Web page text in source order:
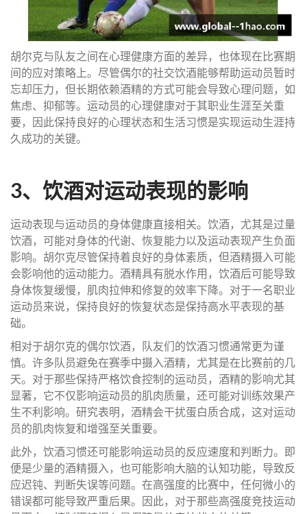
胡尔克与队友之间在心理健康方面的差异，也体现在比赛期
间的应对策略上。尽管偶尔的社交饮酒能够帮助运动员暂时
忘却压力，但长期依赖酒精的方式可能会导致心理问题，如
焦虑、抑郁等。运动员的心理健康对于其职业生涯至关重
要，因此保持良好的心理状态和生活习惯是实现运动生涯持
久成功的关键。
3、饮酒对运动表现的影响
运动表现与运动员的身体健康直接相关。饮酒，尤其是过量
饮酒，可能对身体的代谢、恢复能力以及运动表现产生负面
影响。胡尔克尽管保持着良好的身体素质，但酒精摄入可能
会影响他的运动能力。酒精具有脱水作用，饮酒后可能导致
身体恢复缓慢，肌肉拉伸和修复的效率下降。对于一名职业
运动员来说，保持良好的恢复状态是保持高水平表现的基
础。
相对于胡尔克的偶尔饮酒，队友们的饮酒习惯通常更为谨
慎。许多队员避免在赛季中摄入酒精，尤其是在比赛前的几
天。对于那些保持严格饮食控制的运动员，酒精的影响尤其
显著，它不仅影响运动员的肌肉质量，还可能对训练效果产
生不利影响。研究表明，酒精会干扰蛋白质合成，这对运动
员的肌肉恢复和增强至关重要。
此外，饮酒习惯还可能影响运动员的反应速度和判断力。即
便是少量的酒精摄入，也可能影响大脑的认知功能，导致反
应迟钝、判断失误等问题。在高强度的比赛中，任何微小的
错误都可能导致严重后果。因此，对于那些高强度竞技运动